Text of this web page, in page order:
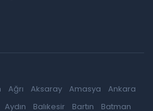
Ağrı Aksaray Amasya
Ankara
Aydın Balıkesir Bartın
Batman